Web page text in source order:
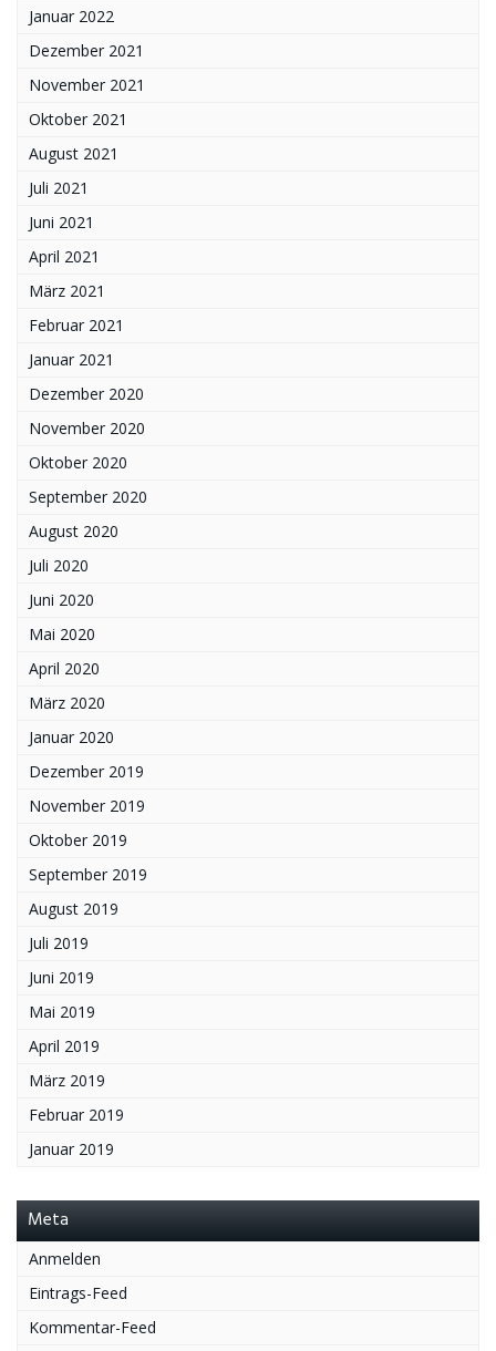
Januar 2022
Dezember 2021
November 2021
Oktober 2021
August 2021
Juli 2021
Juni 2021
April 2021
März 2021
Februar 2021
Januar 2021
Dezember 2020
November 2020
Oktober 2020
September 2020
August 2020
Juli 2020
Juni 2020
Mai 2020
April 2020
März 2020
Januar 2020
Dezember 2019
November 2019
Oktober 2019
September 2019
August 2019
Juli 2019
Juni 2019
Mai 2019
April 2019
März 2019
Februar 2019
Januar 2019
Meta
Anmelden
Eintrags-Feed
Kommentar-Feed